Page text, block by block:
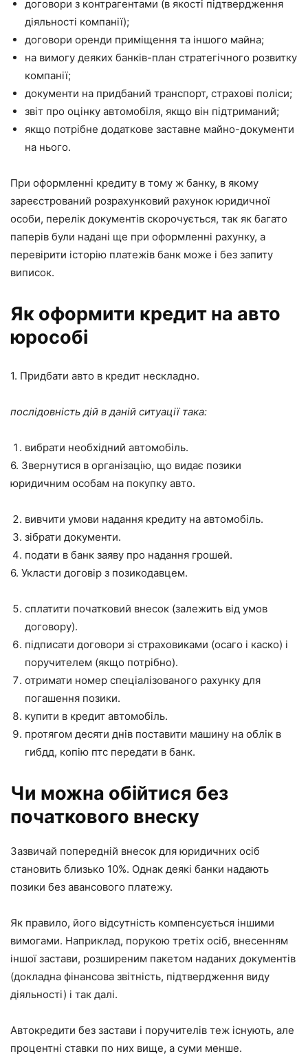
договори з контрагентами (в якості підтвердження
діяльності компанії);
договори оренди приміщення та іншого майна;
на вимогу деяких банків-план стратегічного розвитку
компанії;
документи на придбаний транспорт, страхові поліси;
звіт про оцінку автомобіля, якщо він підтриманий;
якщо потрібне додаткове заставне майно-документи
на нього.
При оформленні кредиту в тому ж банку, в якому
зареєстрований розрахунковий рахунок юридичної
особи, перелік документів скорочується, так як багато
паперів були надані ще при оформленні рахунку, а
перевірити історію платежів банк може і без запиту
виписок.
Як оформити кредит на авто
юрособі
1. Придбати авто в кредит нескладно.
послідовність дій в даній ситуації така:
вибрати необхідний автомобіль.
6. Звернутися в організацію, що видає позики
юридичним особам на покупку авто.
вивчити умови надання кредиту на автомобіль.
зібрати документи.
подати в банк заяву про надання грошей.
6. Укласти договір з позикодавцем.
сплатити початковий внесок (залежить від умов
договору).
підписати договори зі страховиками (осаго і каско) і
поручителем (якщо потрібно).
отримати номер спеціалізованого рахунку для
погашення позики.
купити в кредит автомобіль.
протягом десяти днів поставити машину на облік в
гибдд, копію птс передати в банк.
Чи можна обійтися без
початкового внеску
Зазвичай попередній внесок для юридичних осіб
становить близько 10%. Однак деякі банки надають
позики без авансового платежу.
Як правило, його відсутність компенсується іншими
вимогами. Наприклад, порукою третіх осіб, внесенням
іншої застави, розширеним пакетом наданих документів
(докладна фінансова звітність, підтвердження виду
діяльності) і так далі.
Автокредити без застави і поручителів теж існують, але
процентні ставки по них вище, а суми менше.